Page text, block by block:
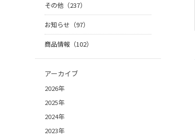
その他（237）
お知らせ（97）
商品情報（102）
アーカイブ
2026年
2025年
2024年
2023年